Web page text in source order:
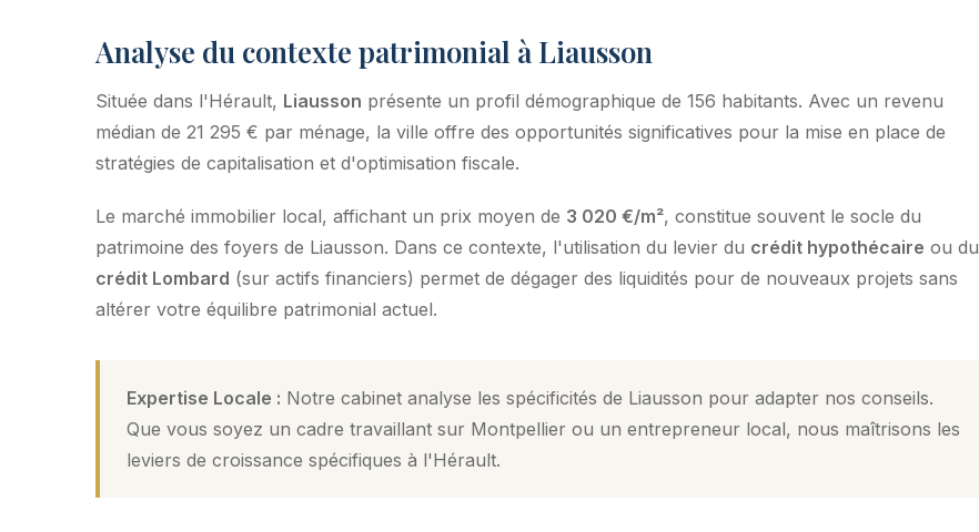
Analyse du contexte patrimonial à Liausson
Située dans l'Hérault, Liausson présente un profil démographique de 156 habitants. Avec un revenu
médian de 21 295 € par ménage, la ville offre des opportunités significatives pour la mise en place de
stratégies de capitalisation et d'optimisation fiscale.
Le marché immobilier local, affichant un prix moyen de 3 020 €/m², constitue souvent le socle du
patrimoine des foyers de Liausson. Dans ce contexte, l'utilisation du levier du crédit hypothécaire ou du
crédit Lombard (sur actifs financiers) permet de dégager des liquidités pour de nouveaux projets sans
altérer votre équilibre patrimonial actuel.
Expertise Locale : Notre cabinet analyse les spécificités de Liausson pour adapter nos conseils.
Que vous soyez un cadre travaillant sur Montpellier ou un entrepreneur local, nous maîtrisons les
leviers de croissance spécifiques à l'Hérault.